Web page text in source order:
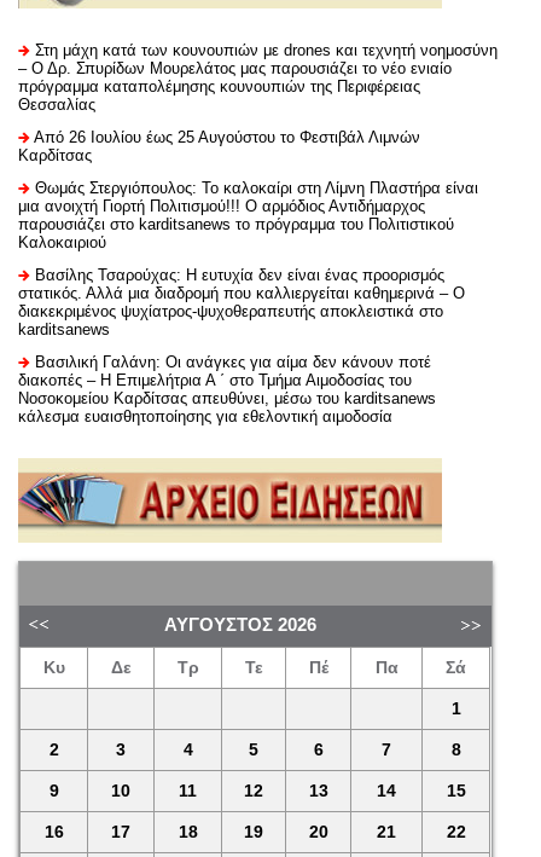
Στη μάχη κατά των κουνουπιών με drones και τεχνητή νοημοσύνη
– Ο Δρ. Σπυρίδων Μουρελάτος μας παρουσιάζει το νέο ενιαίο
πρόγραμμα καταπολέμησης κουνουπιών της Περιφέρειας
Θεσσαλίας
Από 26 Ιουλίου έως 25 Αυγούστου το Φεστιβάλ Λιμνών
Καρδίτσας
Θωμάς Στεργιόπουλος: Το καλοκαίρι στη Λίμνη Πλαστήρα είναι
μια ανοιχτή Γιορτή Πολιτισμού!!! Ο αρμόδιος Αντιδήμαρχος
παρουσιάζει στο karditsanews το πρόγραμμα του Πολιτιστικού
Καλοκαιριού
Βασίλης Τσαρούχας: Η ευτυχία δεν είναι ένας προορισμός
στατικός. Αλλά μια διαδρομή που καλλιεργείται καθημερινά – Ο
διακεκριμένος ψυχίατρος-ψυχοθεραπευτής αποκλειστικά στο
karditsanews
Βασιλική Γαλάνη: Οι ανάγκες για αίμα δεν κάνουν ποτέ
διακοπές – Η Επιμελήτρια Α ΄ στο Τμήμα Αιμοδοσίας του
Νοσοκομείου Καρδίτσας απευθύνει, μέσω του karditsanews
κάλεσμα ευαισθητοποίησης για εθελοντική αιμοδοσία
ΑΎΓΟΥΣΤΟΣ 2026
Κυ Δε Τρ Τε Πέ Πα Σά
1
2 3 4 5 6 7 8
9 10 11 12 13 14 15
16 17 18 19 20 21 22